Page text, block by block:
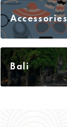
Accessories
Action
Bali
Biology